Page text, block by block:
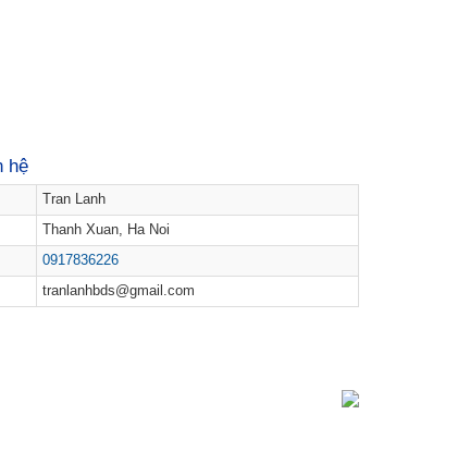
hệ
Tran Lanh
Thanh Xuan, Ha Noi
0917836226
tranlanhbds@gmail.com